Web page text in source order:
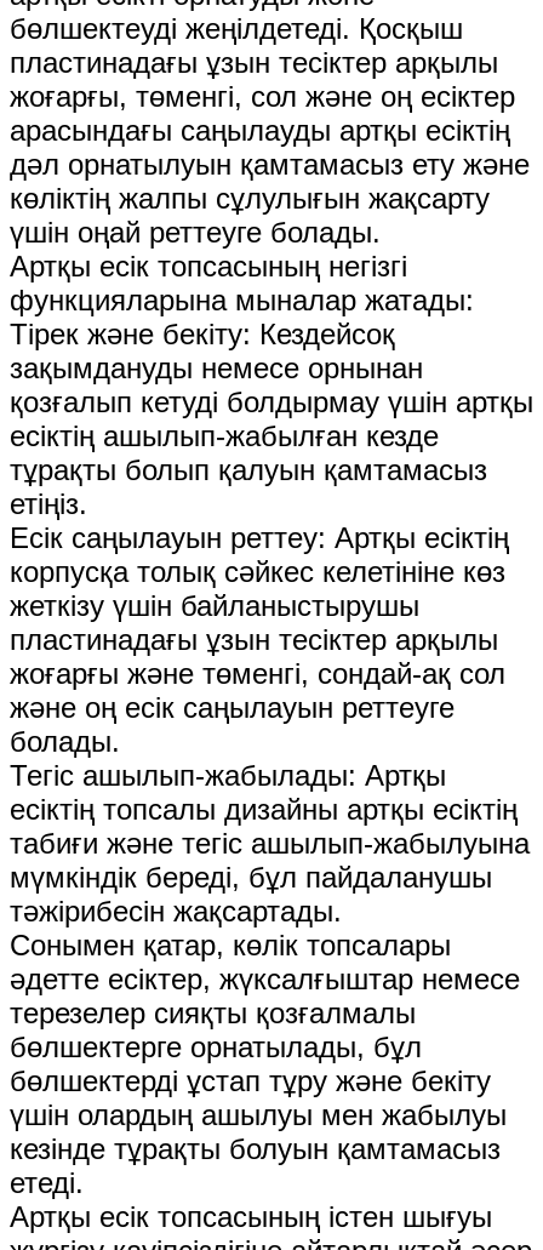
бөлшектеуді жеңілдетеді. Қосқыш
пластинадағы ұзын тесіктер арқылы
жоғарғы, төменгі, сол және оң есіктер
арасындағы саңылауды артқы есіктің
дәл орнатылуын қамтамасыз ету және
көліктің жалпы сұлулығын жақсарту
үшін оңай реттеуге болады.
Артқы есік топсасының негізгі
функцияларына мыналар жатады:
Тірек және бекіту: Кездейсоқ
зақымдануды немесе орнынан
қозғалып кетуді болдырмау үшін артқы
есіктің ашылып-жабылған кезде
тұрақты болып қалуын қамтамасыз
етіңіз.
Есік саңылауын реттеу: Артқы есіктің
корпусқа толық сәйкес келетініне көз
жеткізу үшін байланыстырушы
пластинадағы ұзын тесіктер арқылы
жоғарғы және төменгі, сондай-ақ сол
және оң есік саңылауын реттеуге
болады.
Тегіс ашылып-жабылады: Артқы
есіктің топсалы дизайны артқы есіктің
табиғи және тегіс ашылып-жабылуына
мүмкіндік береді, бұл пайдаланушы
тәжірибесін жақсартады.
Сонымен қатар, көлік топсалары
әдетте есіктер, жүксалғыштар немесе
терезелер сияқты қозғалмалы
бөлшектерге орнатылады, бұл
бөлшектерді ұстап тұру және бекіту
үшін олардың ашылуы мен жабылуы
кезінде тұрақты болуын қамтамасыз
етеді.
Артқы есік топсасының істен шығуы